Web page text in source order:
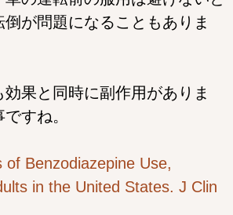
が問題になることもありま
果と同時に副作用がありま
すね。
Benzodiazepine Use,
in the United States. J Clin